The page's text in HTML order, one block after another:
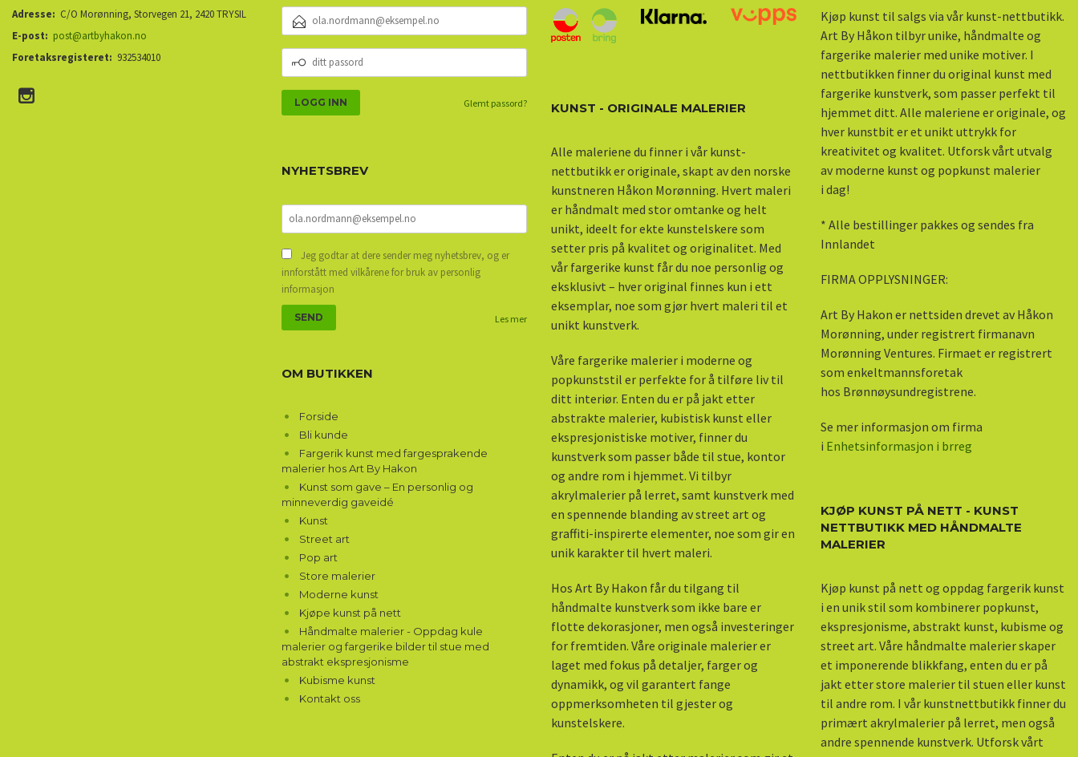
Adresse: C/O Morønning, Storvegen 21, 2420 TRYSIL
E-post: post@artbyhakon.no
Foretaksregisteret: 932534010
POSTADRESSE
PASSORD
Glemt passord?
NYHETSBREV
Jeg godtar at dere sender meg nyhetsbrev, og er
innforstått med vilkårene for bruk av personlig
informasjon
Les mer
OM BUTIKKEN
Forside
Bli kunde
Fargerik kunst med fargesprakende
malerier hos Art By Hakon
Kunst som gave – En personlig og
minneverdig gaveidé
Kunst
Street art
Pop art
Store malerier
Moderne kunst
Kjøpe kunst på nett
Håndmalte malerier - Oppdag kule
malerier og fargerike bilder til stue med
abstrakt ekspresjonisme
Kubisme kunst
Kontakt oss
KUNST - ORIGINALE MALERIER
Alle maleriene du finner i vår kunst-
nettbutikk er originale, skapt av den norske
kunstneren Håkon Morønning. Hvert maleri
er håndmalt med stor omtanke og helt
unikt, ideelt for ekte kunstelskere som
setter pris på kvalitet og originalitet. Med
vår fargerike kunst får du noe personlig og
eksklusivt – hver original finnes kun i ett
eksemplar, noe som gjør hvert maleri til et
unikt kunstverk.
Våre fargerike malerier i moderne og
popkunststil er perfekte for å tilføre liv til
ditt interiør. Enten du er på jakt etter
abstrakte malerier, kubistisk kunst eller
ekspresjonistiske motiver, finner du
kunstverk som passer både til stue, kontor
og andre rom i hjemmet. Vi tilbyr
akrylmalerier på lerret, samt kunstverk med
en spennende blanding av street art og
graffiti-inspirerte elementer, noe som gir en
unik karakter til hvert maleri.
Hos Art By Hakon får du tilgang til
håndmalte kunstverk som ikke bare er
flotte dekorasjoner, men også investeringer
for fremtiden. Våre originale malerier er
laget med fokus på detaljer, farger og
dynamikk, og vil garantert fange
oppmerksomheten til gjester og
kunstelskere.
Kjøp kunst til salgs via vår kunst-nettbutikk.
Art By Håkon tilbyr unike, håndmalte og
fargerike malerier med unike motiver. I
nettbutikken finner du original kunst med
fargerike kunstverk, som passer perfekt til
hjemmet ditt. Alle maleriene er originale, og
hver kunstbit er et unikt uttrykk for
kreativitet og kvalitet. Utforsk vårt utvalg
av moderne kunst og popkunst malerier
i dag!
* Alle bestillinger pakkes og sendes fra
Innlandet
FIRMA OPPLYSNINGER:
Art By Hakon er nettsiden drevet av Håkon
Morønning, under registrert firmanavn
Morønning Ventures. Firmaet er registrert
som enkeltmannsforetak
hos Brønnøysundregistrene.
Se mer informasjon om firma
i Enhetsinformasjon i brreg
KJØP KUNST PÅ NETT - KUNST
NETTBUTIKK MED HÅNDMALTE
MALERIER
Kjøp kunst på nett og oppdag fargerik kunst
i en unik stil som kombinerer popkunst,
ekspresjonisme, abstrakt kunst, kubisme og
street art. Våre håndmalte malerier skaper
et imponerende blikkfang, enten du er på
jakt etter store malerier til stuen eller kunst
til andre rom. I vår kunstnettbutikk finner du
primært akrylmalerier på lerret, men også
andre spennende kunstverk. Utforsk vårt